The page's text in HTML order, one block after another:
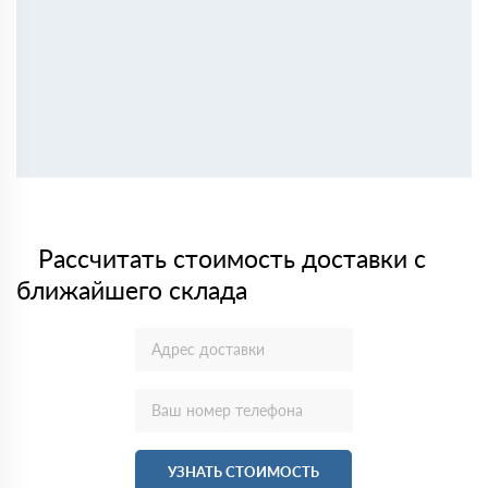
Рассчитать стоимость доставки с
ближайшего склада
УЗНАТЬ СТОИМОСТЬ